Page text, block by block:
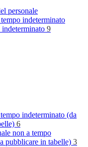
personale
indeterminato
indeterminato 9
indeterminato (da
6
non a tempo
pubblicare in tabelle) 3